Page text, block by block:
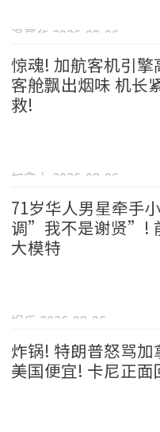
温哥华 2026-08-06
惊魂! 加航客机引擎
客舱飘出烟味 机长
救!
加拿大 2026-08-06
71岁华人男星牵手
调”我不是谢贤”!
大模特
娱乐 2026-08-06
炸锅! 特朗普怒骂
美国便宜! 卡尼正面